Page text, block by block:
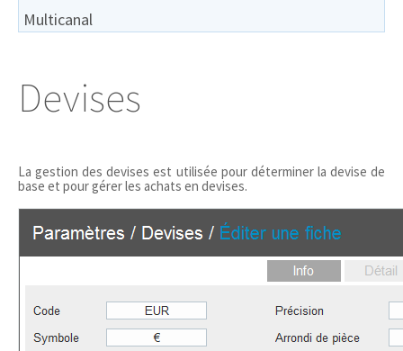
Multicanal
Devises
La gestion des devises est utilisée pour déterminer la devise de
base et pour gérer les achats en devises.